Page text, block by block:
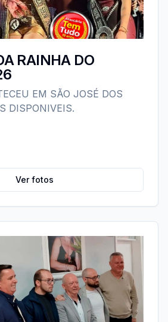
RAINHA DO
EM SÃO JOSÉ DOS
DISPONIVEIS.
Ver fotos